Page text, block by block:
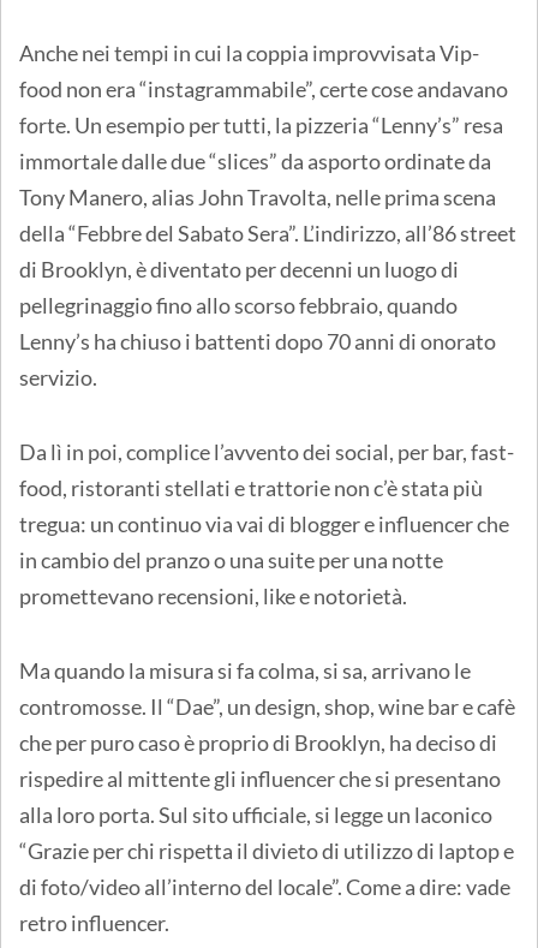
Anche nei tempi in cui la coppia improvvisata Vip-
food non era “instagrammabile”, certe cose andavano
forte. Un esempio per tutti, la pizzeria “Lenny’s” resa
immortale dalle due “slices” da asporto ordinate da
Tony Manero, alias John Travolta, nelle prima scena
della “Febbre del Sabato Sera”. L’indirizzo, all’86 street
di Brooklyn, è diventato per decenni un luogo di
pellegrinaggio fino allo scorso febbraio, quando
Lenny’s ha chiuso i battenti dopo 70 anni di onorato
servizio.
Da lì in poi, complice l’avvento dei social, per bar, fast-
food, ristoranti stellati e trattorie non c’è stata più
tregua: un continuo via vai di blogger e influencer che
in cambio del pranzo o una suite per una notte
promettevano recensioni, like e notorietà.
Ma quando la misura si fa colma, si sa, arrivano le
contromosse. Il “Dae”, un design, shop, wine bar e cafè
che per puro caso è proprio di Brooklyn, ha deciso di
rispedire al mittente gli influencer che si presentano
alla loro porta. Sul sito ufficiale, si legge un laconico
“Grazie per chi rispetta il divieto di utilizzo di laptop e
di foto/video all’interno del locale”. Come a dire: vade
retro influencer.